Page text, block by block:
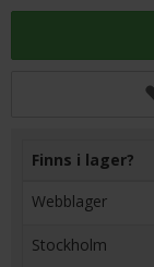
Finns i lager?
Webblager
Stockholm